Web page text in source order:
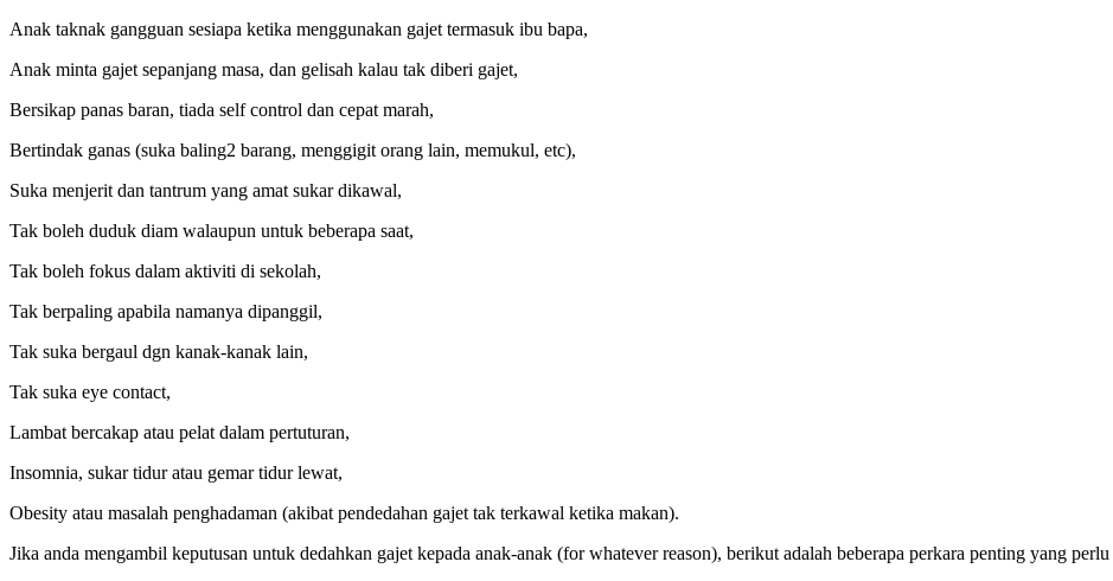
Anak taknak gangguan sesiapa ketika menggunakan gajet termasuk ibu bapa,
Anak minta gajet sepanjang masa, dan gelisah kalau tak diberi gajet,
Bersikap panas baran, tiada self control dan cepat marah,
Bertindak ganas (suka baling2 barang, menggigit orang lain, memukul, etc),
Suka menjerit dan tantrum yang amat sukar dikawal,
Tak boleh duduk diam walaupun untuk beberapa saat,
Tak boleh fokus dalam aktiviti di sekolah,
Tak berpaling apabila namanya dipanggil,
Tak suka bergaul dgn kanak-kanak lain,
Tak suka eye contact,
Lambat bercakap atau pelat dalam pertuturan,
Insomnia, sukar tidur atau gemar tidur lewat,
Obesity atau masalah penghadaman (akibat pendedahan gajet tak terkawal ketika makan).
Jika anda mengambil keputusan untuk dedahkan gajet kepada anak-anak (for whatever reason), berikut adalah beberapa perkara penting yang